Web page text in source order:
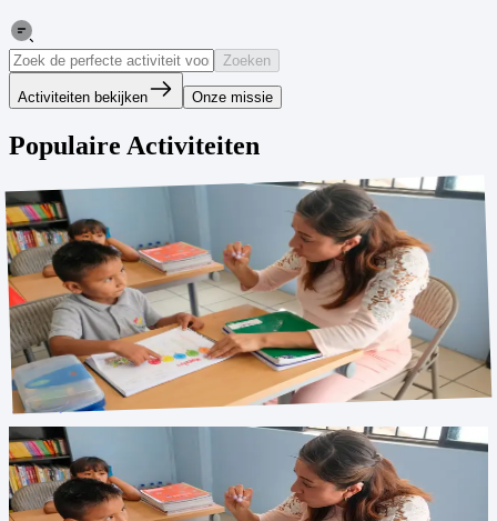
Zoeken
Activiteiten bekijken Onze missie
Populaire Activiteiten
Huiswerkbegeleiding op woensdag
26 mei - 9 jul
5, 6, 7, 8
Geen beschrijving beschikbaar
Inschrijven→
Huiswerkbegeleiding op dinsdag
26 mei - 9 jul